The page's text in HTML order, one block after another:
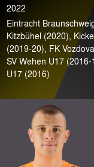
2022
Eintracht
Kitzbühel (2020),
(2019-20), FK
SV Wehen U17
U17 (2016)